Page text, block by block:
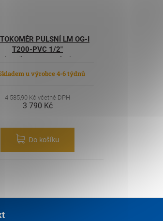
PULSNÍ LM OG-I
T200-PVC 1/2"
(ostřikovače/AdBlue)
u výrobce 4-6 týdnů
4 585,90 Kč včetně DPH
3 790 Kč
Do košíku